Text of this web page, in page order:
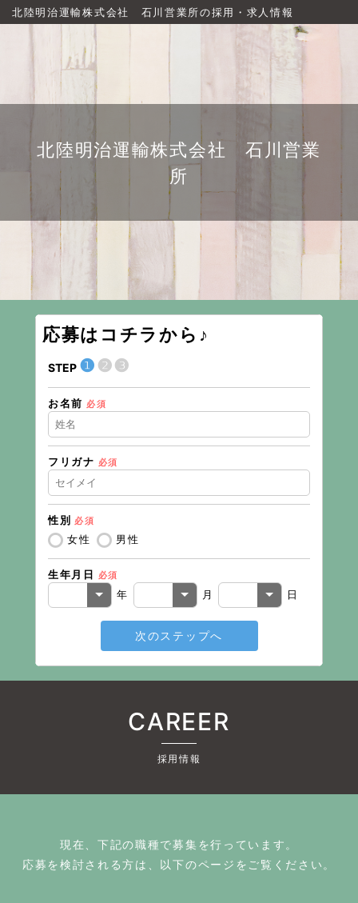
北陸明治運輸株式会社 石川営業所の採用・求人情報
北陸明治運輸株式会社 石川営業
所
応募はコチラから♪
STEP ❶❷❸
お名前 必須
フリガナ 必須
性別 必須
女性 男性
生年月日 必須
年 月 日
次のステップへ
CAREER
採用情報
現在、下記の職種で募集を行っています。
応募を検討される方は、以下のページをご覧ください。